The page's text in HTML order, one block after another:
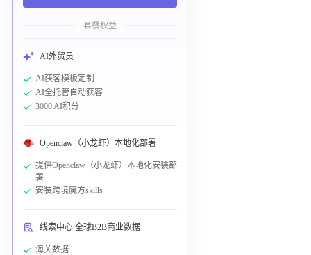
套餐权益
AI外贸员
AI获客模板定制
AI全托管自动获客
3000 AI积分
Openclaw（小龙虾）本地化部署
提供Openclaw（小龙虾）本地化安装部
署
安装跨境魔方skills
线索中心 全球B2B商业数据
海关数据